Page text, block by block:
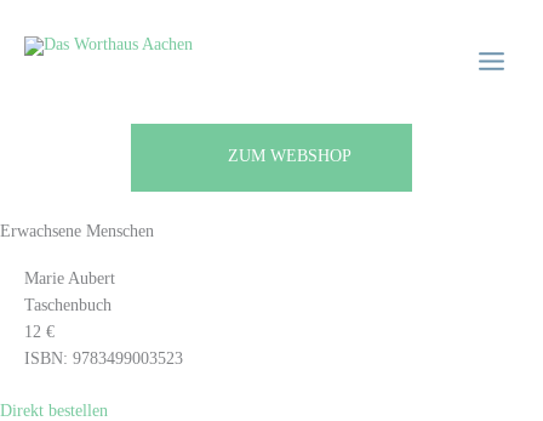
Inhalt
Menu
ZUM WEBSHOP
Erwachsene Menschen
Marie Aubert
Taschenbuch
12 €
ISBN: 9783499003523
Direkt bestellen
Menu